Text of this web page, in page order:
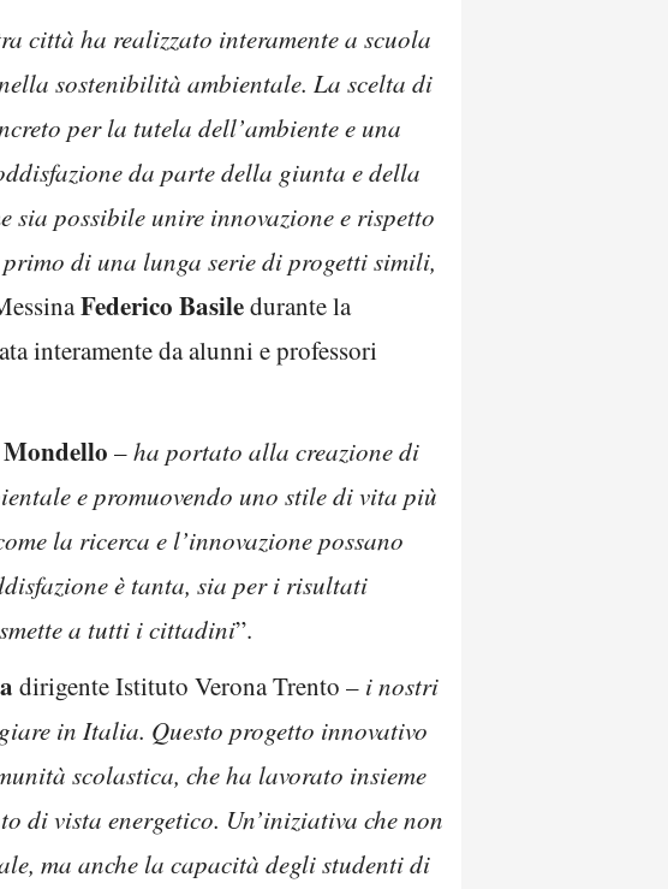
città ha realizzato interamente a scuola
sostenibilità ambientale. La scelta di
per la tutela dell’ambiente e una
da parte della giunta e della
sia possibile unire innovazione e rispetto
di una lunga serie di progetti simili,
Federico Basiledurante la
interamente da alunni e professori
–ha portato alla creazione di
e promuovendo uno stile di vita più
la ricerca e l’innovazione possano
è tanta, sia per i risultati
a tutti i cittadini”.
dirigente Istituto Verona Trento – i nostri
in Italia. Questo progetto innovativo
scolastica, che ha lavorato insieme
di vista energetico. Un’iniziativa che non
ma anche la capacità degli studenti di